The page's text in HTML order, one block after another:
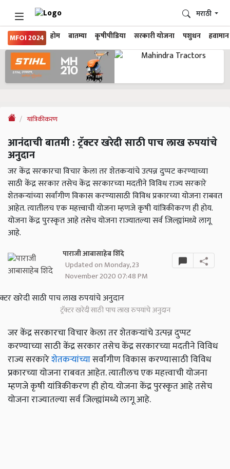
MFOI 2024 होम बातम्या कृषीपीडिया सरकारी योजना पशुधन हवामान
मराठी
यांत्रिकीकरण
आनंदाची बातमी : ट्रॅक्टर खरेदी साठी पाच लाख रुपयांचे
अनुदान
जर केंद्र सरकारचा विचार केला तर शेतकऱ्यांचे उत्पन्न दुप्पट करण्याच्या
साठी केंद्र सरकार तसेच केंद्र सरकारच्या मदतीने विविध राज्य सरकारे
शेतकऱ्यांच्या सर्वांगीण विकास करण्यासाठी विविध प्रकारच्या योजना राबवत
आहेत. त्यातीलच एक महत्त्वाची योजना म्हणजे कृषी यांत्रिकीकरण ही होय.
योजना केंद्र पुरस्कृत आहे तसेच योजना राज्यातल्या सर्व जिल्ह्यांमध्ये लागू
आहे.
पाराजी आबासाहेब शिंदे
Updated on Monday, 23
November 2020 07:48 PM
ट्रॅक्टर खरेदी साठी पाच लाख रुपयांचे अनुदान
जर केंद्र सरकारचा विचार केला तर शेतकऱ्यांचे उत्पन्न दुप्पट
करण्याच्या साठी केंद्र सरकार तसेच केंद्र सरकारच्या मदतीने विविध
राज्य सरकारेशेतकऱ्यांच्यासर्वांगीण विकास करण्यासाठी विविध
प्रकारच्या योजना राबवत आहेत. त्यातीलच एक महत्त्वाची योजना
म्हणजे कृषी यांत्रिकीकरण ही होय. योजना केंद्र पुरस्कृत आहे तसेच
योजना राज्यातल्या सर्व जिल्ह्यांमध्ये लागू आहे.